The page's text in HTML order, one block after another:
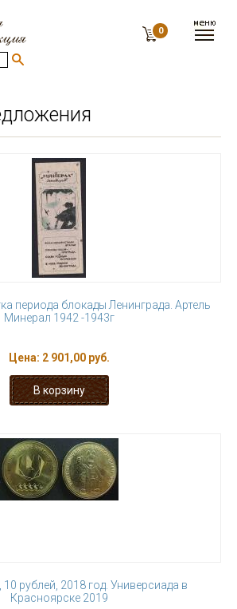
0
периода блокады Ленинграда. Артель
Минерал 1942 -1943г
Цена: 2 901,00 руб.
рублей, 2018 год. Универсиада в
Красноярске 2019